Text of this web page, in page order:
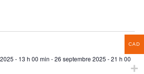
- 13 h 00 min -26 septembre 2025 - 21 h 00
CAD